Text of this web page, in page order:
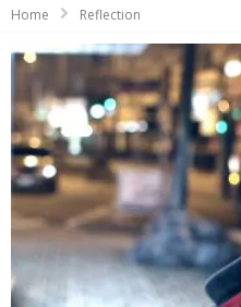
Home Reflection